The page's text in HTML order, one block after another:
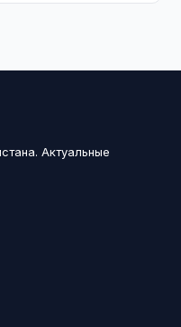
Актуальные